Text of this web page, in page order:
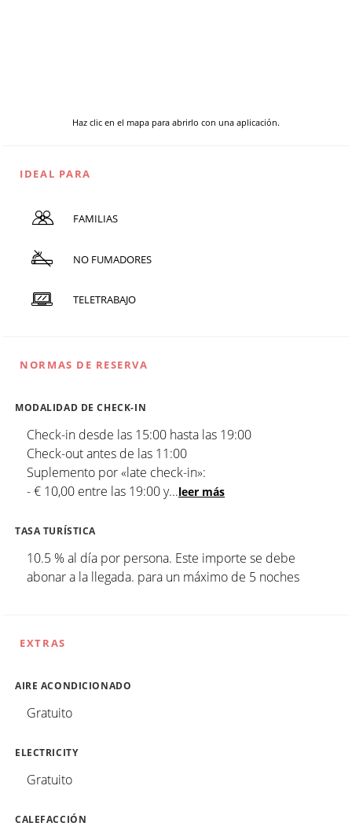
Haz clic en el mapa para abrirlo con una aplicación.
IDEAL PARA
FAMILIAS
NO FUMADORES
TELETRABAJO
NORMAS DE RESERVA
MODALIDAD DE CHECK-IN
Check-in desde las 15:00 hasta las 19:00
Check-out antes de las 11:00
Suplemento por «late check-in»:
- € 10,00 entre las 19:00 y...leer más
TASA TURÍSTICA
10.5 % al día por persona. Este importe se debe
abonar a la llegada. para un máximo de 5 noches
EXTRAS
AIRE ACONDICIONADO
Gratuito
ELECTRICITY
Gratuito
CALEFACCIÓN